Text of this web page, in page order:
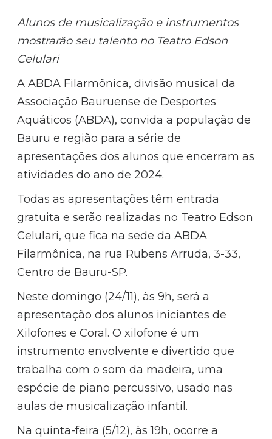
Alunos de musicalização e instrumentos
mostrarão seu talento no Teatro Edson
Celulari
A ABDA Filarmônica, divisão musical da
Associação Bauruense de Desportes
Aquáticos (ABDA), convida a população de
Bauru e região para a série de
apresentações dos alunos que encerram as
atividades do ano de 2024.
Todas as apresentações têm entrada
gratuita e serão realizadas no Teatro Edson
Celulari, que fica na sede da ABDA
Filarmônica, na rua Rubens Arruda, 3-33,
Centro de Bauru-SP.
Neste domingo (24/11), às 9h, será a
apresentação dos alunos iniciantes de
Xilofones e Coral. O xilofone é um
instrumento envolvente e divertido que
trabalha com o som da madeira, uma
espécie de piano percussivo, usado nas
aulas de musicalização infantil.
Na quinta-feira (5/12), às 19h, ocorre a